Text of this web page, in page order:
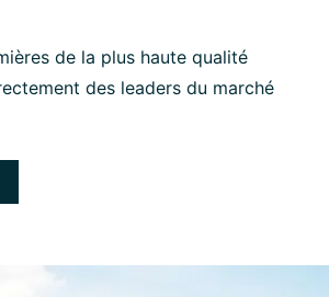
de la plus haute qualité
des leaders du marché